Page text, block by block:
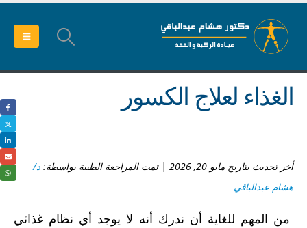
الغذاء لعلاج الكسور
أخر تحديث بتاريخ مايو 20, 2026 | تمت المراجعة الطبية بواسطة:
د/
هشام عبدالباقي
من المهم للغاية أن ندرك أنه لا يوجد أي نظام غذائي